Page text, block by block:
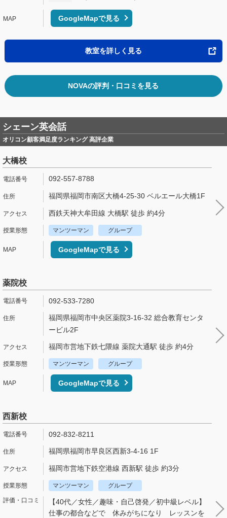
GoogleMapで見る
教室を詳しく見る
NOVAの評判・口コミを見る
シェーン英会話
オリコン顧客満足度ランキング 高評企業
大橋校
092-557-8788
福岡県福岡市南区大橋4-25-30 ベルエール大橋1F
西鉄天神大牟田線 大橋駅 徒歩 約4分
マンツーマン グループ
GoogleMapで見る
薬院校
092-533-7280
福岡県福岡市中央区薬院3-16-32 総合教育センタ
ービル2F
福岡市営地下鉄七隈線 薬院大通駅 徒歩 約4分
マンツーマン グループ
GoogleMapで見る
西新校
092-832-8211
福岡県福岡市早良区西新3-4-16 1F
福岡市営地下鉄空港線 西新駅 徒歩 約3分
マンツーマン グループ
【40代／女性／趣味・自己啓発／初中級レベル】
仕事の都合などで 休みがちになり レッスンを